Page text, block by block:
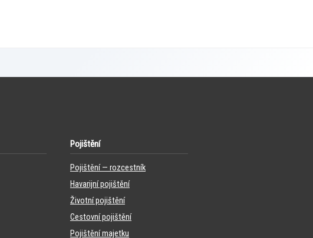
Pojištění
Pojištění — rozcestník
Havarijní pojištění
Životní pojištění
Cestovní pojištění
Pojištění majetku